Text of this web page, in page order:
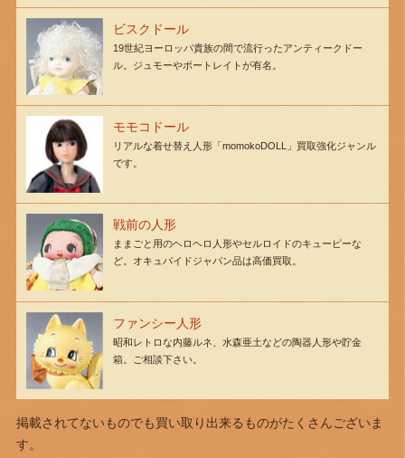
ビスクドール
19世紀ヨーロッパ貴族の間で流行ったアンティークドー
ル。ジュモーやポートレイトが有名。
モモコドール
リアルな着せ替え人形「momokoDOLL」買取強化ジャンル
です。
戦前の人形
ままごと用のヘロヘロ人形やセルロイドのキューピーな
ど。オキュパイドジャパン品は高価買取。
ファンシー人形
昭和レトロな内藤ルネ、水森亜土などの陶器人形や貯金
箱。ご相談下さい。
掲載されてないものでも買い取り出来るものがたくさんございま
す。